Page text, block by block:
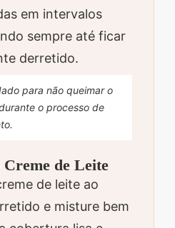
em intervalos
sempre até ficar
derretido.
para não queimar o
o processo de
de Leite
de leite ao
e misture bem